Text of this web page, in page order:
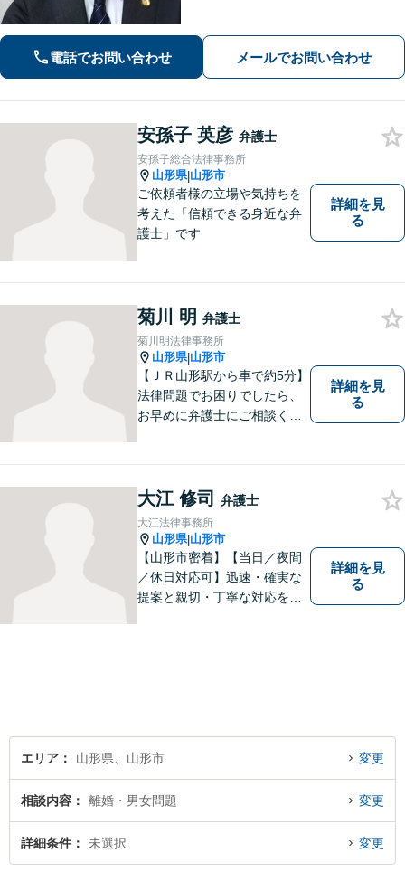
【休日・夜間相談可】
電話でお問い合わせ メールでお問い合わせ
安孫子 英彦 弁護士
安孫子総合法律事務所
山形県|山形市
ご依頼者様の立場や気持ちを
考えた「信頼できる身近な弁
護士」です
詳細を見
る
菊川 明 弁護士
菊川明法律事務所
山形県|山形市
【ＪＲ山形駅から車で約5分】
法律問題でお困りでしたら、
お早めに弁護士にご相談くだ
詳細を見
る
大江 修司 弁護士
大江法律事務所
山形県|山形市
【山形市密着】【当日／夜間
／休日対応可】迅速・確実な
提案と親切・丁寧な対応をい
伝いをいたします。
詳細を見
る
エリア 山形県、山形市 変更
相談内容 離婚・男女問題 変更
詳細条件 未選択 変更